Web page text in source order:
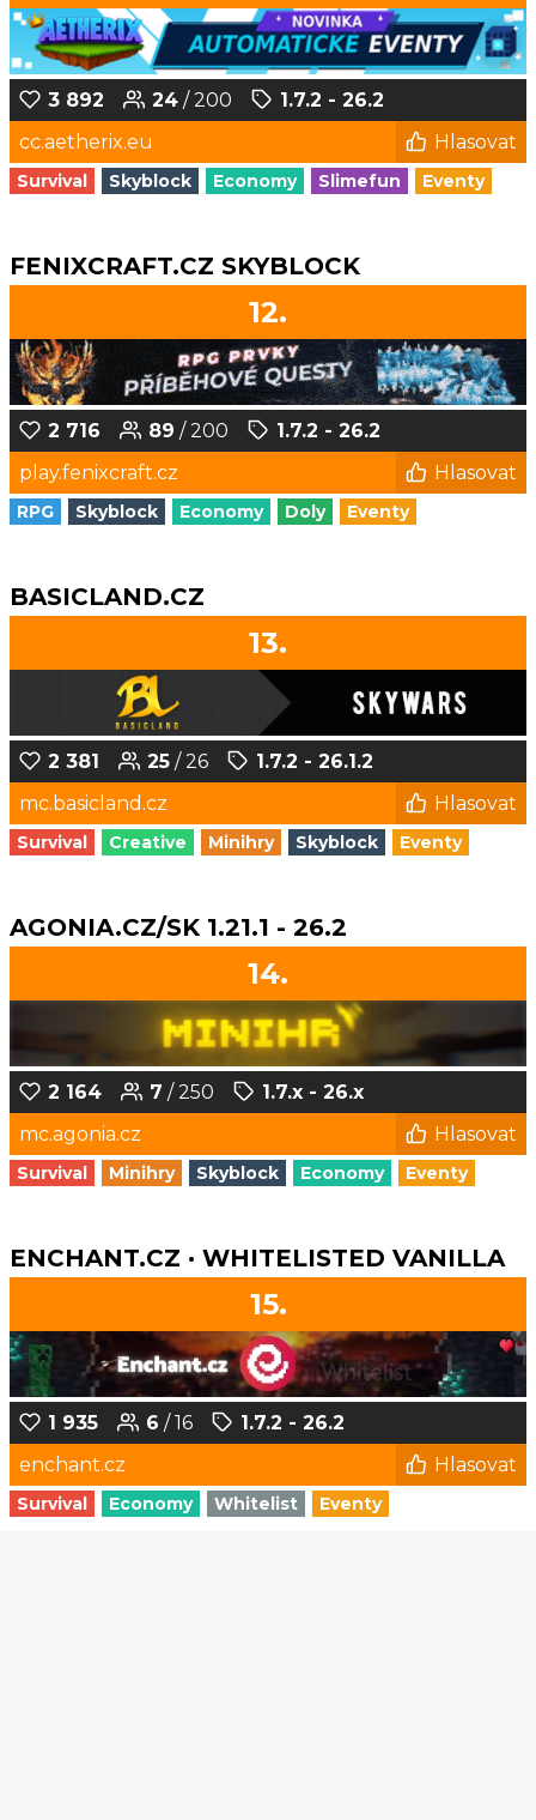
3 892 24 / 200
1.7.2 - 26.2
cc.aetherix.eu
Hlasovat
Survival Skyblock Economy Slimefun Eventy
FENIXCRAFT.CZ SKYBLOCK
12.
2 716 89 / 200
1.7.2 - 26.2
play.fenixcraft.cz
Hlasovat
RPG Skyblock Economy Doly Eventy
BASICLAND.CZ
13.
2 381 25 / 26
1.7.2 - 26.1.2
mc.basicland.cz
Hlasovat
Survival Creative Minihry Skyblock Eventy
AGONIA.CZ/SK 1.21.1 - 26.2
14.
2 164 7 / 250
1.7.x - 26.x
mc.agonia.cz
Hlasovat
Survival Minihry Skyblock Economy Eventy
ENCHANT.CZ · WHITELISTED VANILLA
15.
1 935 6 / 16
1.7.2 - 26.2
enchant.cz
Hlasovat
Survival Economy Whitelist Eventy